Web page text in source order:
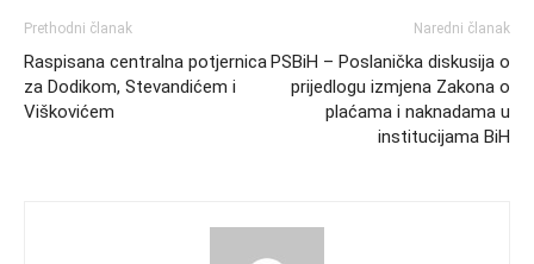
Prethodni članak
Raspisana centralna potjernica
za Dodikom, Stevandićem i
Viškovićem
Naredni članak
PSBiH – Poslanička diskusija o
prijedlogu izmjena Zakona o
plaćama i naknadama u
institucijama BiH